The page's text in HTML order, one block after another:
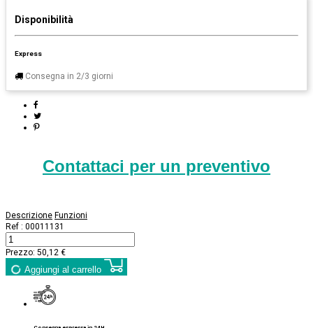
Disponibilità
Express
Consegna in 2/3 giorni
Contattaci per un preventivo
Descrizione Funzioni
Ref : 00011131
Prezzo: 50,12 €
Aggiungi al carrello